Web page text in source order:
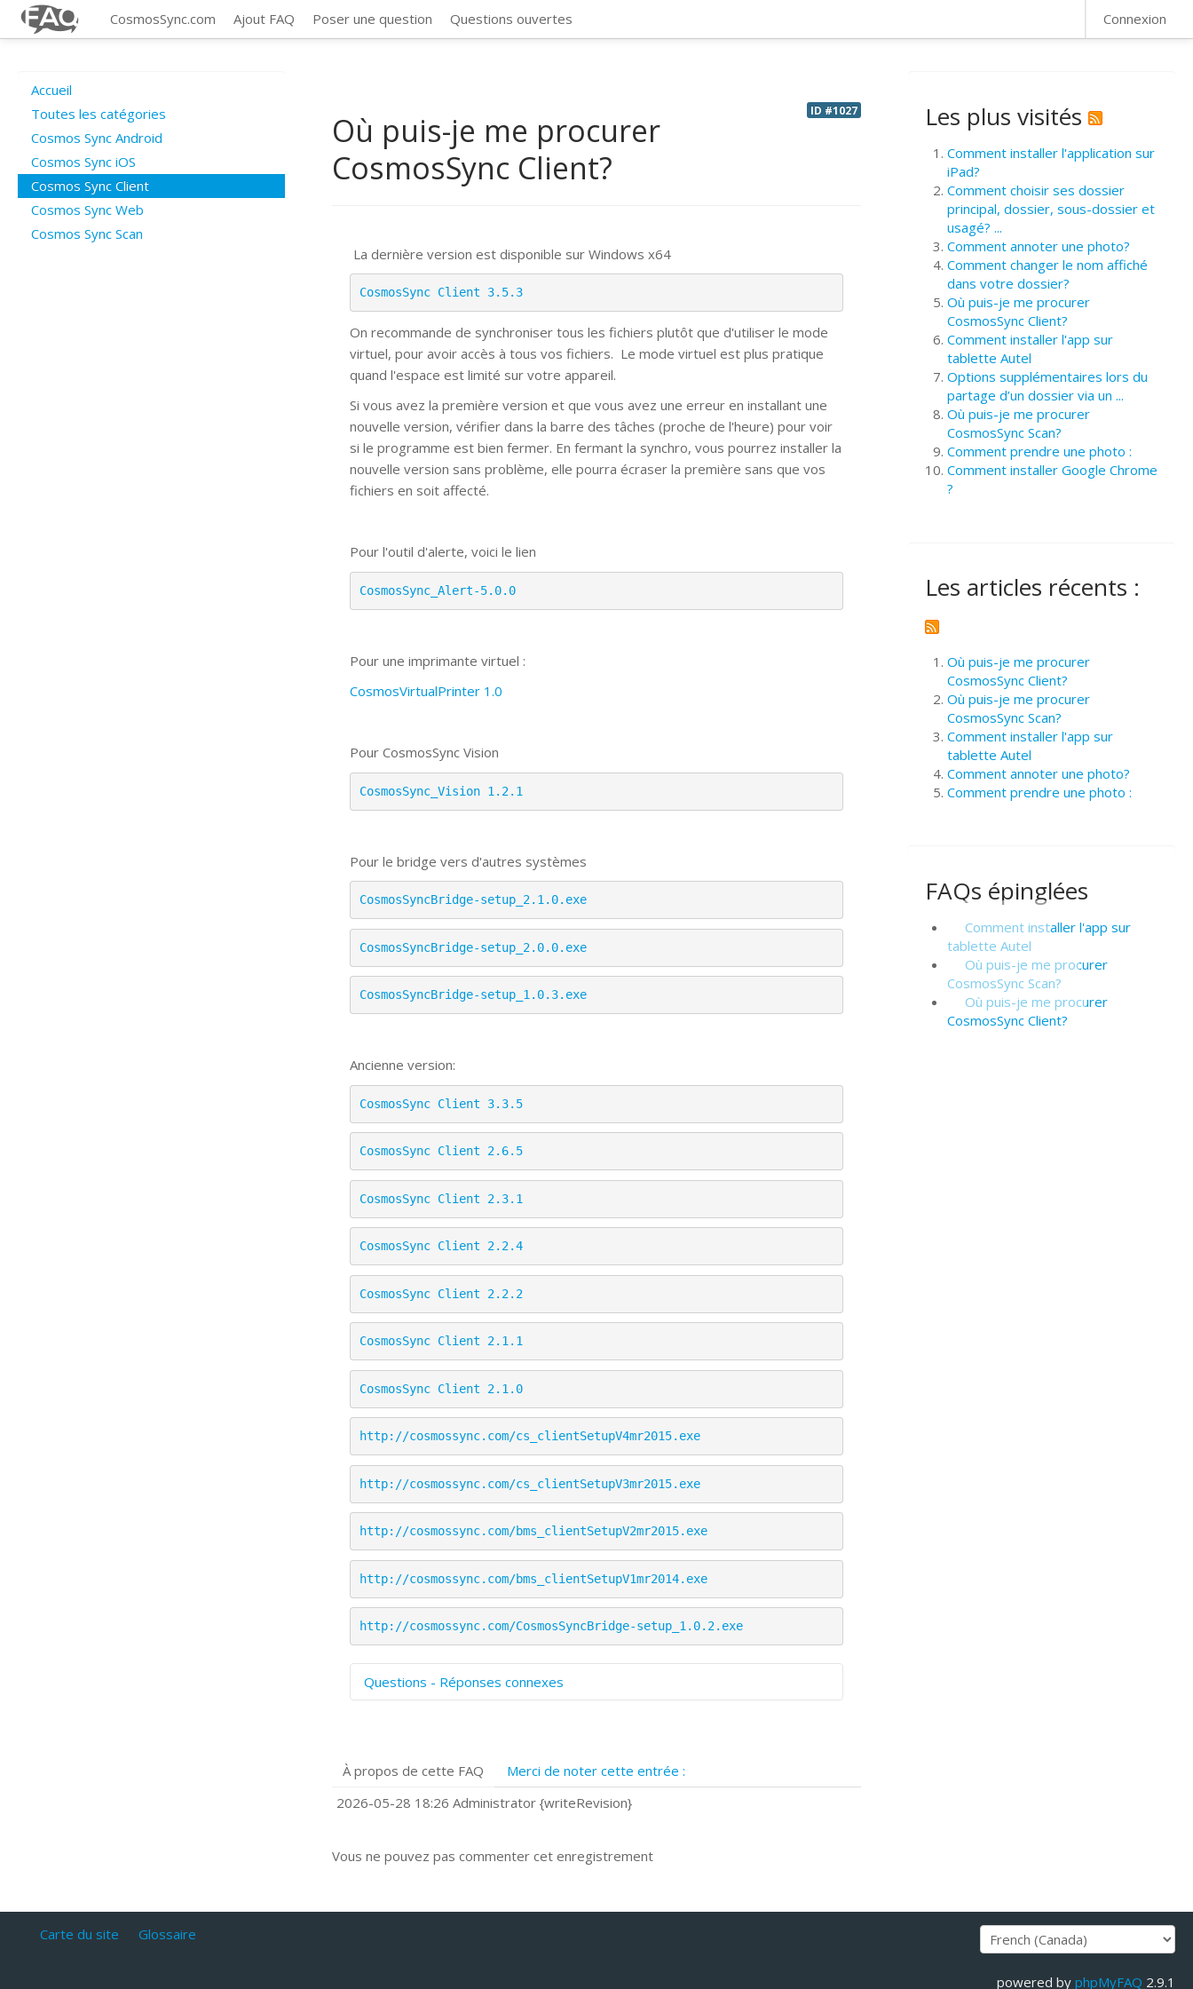
CosmosSync.com Ajout FAQ Poser une question Questions ouvertes Connexion
Accueil
Toutes les catégories
Cosmos Sync Android
Cosmos Sync iOS
Cosmos Sync Client
Cosmos Sync Web
Cosmos Sync Scan
ID #1027
Où puis-je me procurer
CosmosSync Client?
La dernière version est disponible sur Windows x64
CosmosSync Client 3.5.3
On recommande de synchroniser tous les fichiers plutôt que d'utiliser le mode
virtuel, pour avoir accès à tous vos fichiers. Le mode virtuel est plus pratique
quand l'espace est limité sur votre appareil.
Si vous avez la première version et que vous avez une erreur en installant une
nouvelle version, vérifier dans la barre des tâches (proche de l'heure) pour voir
si le programme est bien fermer. En fermant la synchro, vous pourrez installer la
nouvelle version sans problème, elle pourra écraser la première sans que vos
fichiers en soit affecté.
Pour l'outil d'alerte, voici le lien
CosmosSync_Alert-5.0.0
Pour une imprimante virtuel :
CosmosVirtualPrinter 1.0
Pour CosmosSync Vision
CosmosSync_Vision 1.2.1
Pour le bridge vers d'autres systèmes
CosmosSyncBridge-setup_2.1.0.exe
CosmosSyncBridge-setup_2.0.0.exe
CosmosSyncBridge-setup_1.0.3.exe
Ancienne version:
CosmosSync Client 3.3.5
CosmosSync Client 2.6.5
CosmosSync Client 2.3.1
CosmosSync Client 2.2.4
CosmosSync Client 2.2.2
CosmosSync Client 2.1.1
CosmosSync Client 2.1.0
http://cosmossync.com/cs_clientSetupV4mr2015.exe
http://cosmossync.com/cs_clientSetupV3mr2015.exe
http://cosmossync.com/bms_clientSetupV2mr2015.exe
http://cosmossync.com/bms_clientSetupV1mr2014.exe
http://cosmossync.com/CosmosSyncBridge-setup_1.0.2.exe
Questions - Réponses connexes
Quels navigateurs web sont supportés ?
Comment installer Google Chrome ?
À propos de cette FAQ
Merci de noter cette entrée :
2026-05-28 18:26 Administrator {writeRevision}
Vous ne pouvez pas commenter cet enregistrement
Les plus visités
Comment installer l'application sur
iPad?
Comment choisir ses dossier
principal, dossier, sous-dossier et
usagé? ...
Comment annoter une photo?
Comment changer le nom affiché
dans votre dossier?
Où puis-je me procurer
CosmosSync Client?
Comment installer l'app sur
tablette Autel
Options supplémentaires lors du
partage d’un dossier via un ...
Où puis-je me procurer
CosmosSync Scan?
Comment prendre une photo :
Comment installer Google Chrome
?
Les articles récents :
Où puis-je me procurer
CosmosSync Client?
Où puis-je me procurer
CosmosSync Scan?
Comment installer l'app sur
tablette Autel
Comment annoter une photo?
Comment prendre une photo :
FAQs épinglées
Comment installer l'app sur
tablette Autel
Où puis-je me procurer
CosmosSync Scan?
Où puis-je me procurer
CosmosSync Client?
Carte du site Glossaire
powered by phpMyFAQ 2.9.1